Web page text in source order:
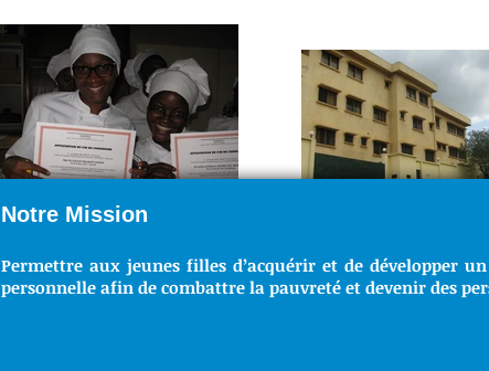
Notre Mission
Permettre aux jeunes filles d’acquérir et de développer
personnelle afin de combattre la pauvreté et devenir des